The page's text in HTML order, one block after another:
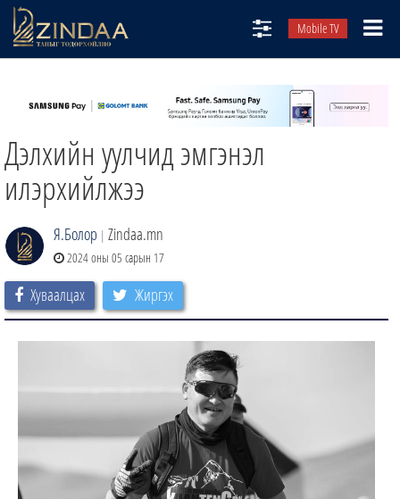
Mobile TV
ТВ8
ӨГЛӨӨНИЙ СОНИН
АУДИО ЗОХИОЛ
ЗИНДАА СЭТГҮҮЛ
Дэлхийн уулчид эмгэнэл
илэрхийлжээ
Я.Болор | Zindaa.mn
2024 оны 05 сарын 17
Хуваалцах Жиргэх